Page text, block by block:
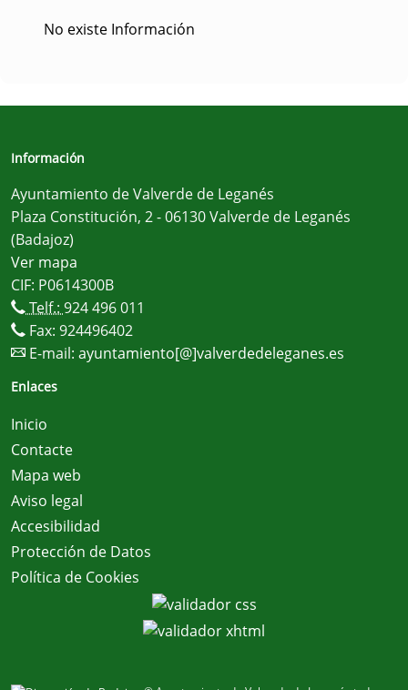
No existe Información
Información
Ayuntamiento de Valverde de Leganés
Plaza Constitución, 2 - 06130 Valverde de Leganés
(Badajoz)
Ver mapa
CIF: P0614300B
Telf.: 924 496 011
Fax: 924496402
E-mail: ayuntamiento[@]valverdedeleganes.es
Enlaces
Inicio
Contacte
Mapa web
Aviso legal
Accesibilidad
Protección de Datos
Política de Cookies